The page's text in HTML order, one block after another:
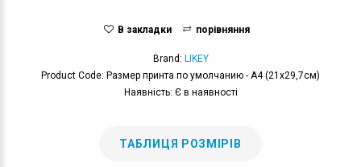
В закладки порівняння
Brand: LIKEY
Product Code: Размер принта по умолчанию - А4 (21x29,7см)
Наявність: Є в наявності
ТАБЛИЦЯ РОЗМІРІВ